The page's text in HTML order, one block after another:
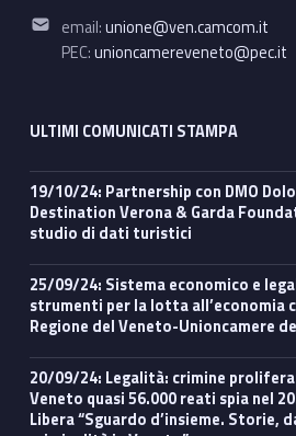
Email address:
email:unione@ven.camcom.it
PEC:unioncamereveneto@pec.it
ULTIMI COMUNICATI STAMPA
19/10/24: Partnership con DMO Dolomiti Bellunesi e
Destination Verona & Garda
studio di dati turistici
25/09/24: Sistema economico e legalità, regole e
strumenti per la lotta all’economia
Regione del Veneto-Unioncamere
20/09/24: Legalità: crimine proliferato in pandemia, in
Veneto quasi 56.000 reati spia nel
Libera “Sguardo d’insieme. Storie,